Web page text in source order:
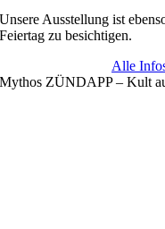
Unsere Ausstellung ist
Feiertag zu besichtigen.
Alle
Mythos ZÜNDAPP – Kult